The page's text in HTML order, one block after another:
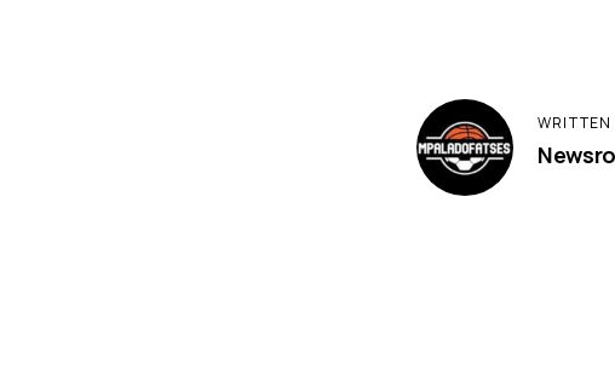
WRITTEN